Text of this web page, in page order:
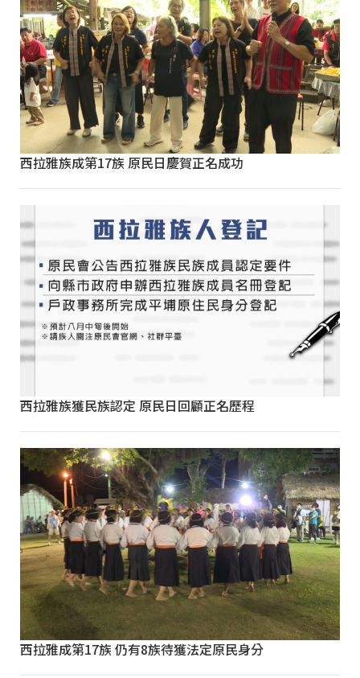
西拉雅族成第17族 原民日慶賀正名成功
西拉雅族獲民族認定 原民日回顧正名歷程
西拉雅成第17族 仍有8族待獲法定原民身分